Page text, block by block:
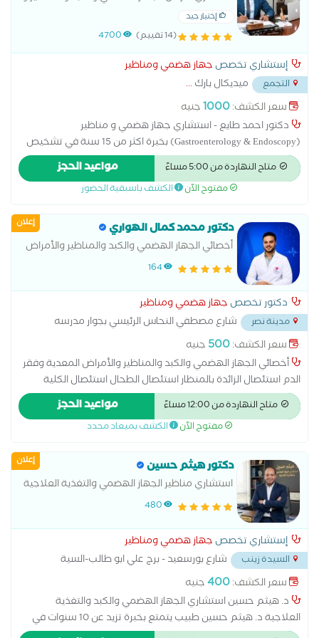
باطنةإختيار جيد
(14 تقييم) 4700
إستشاري تخصص جهاز هضمي ومناظير
التجمع ميديكال بارك...
سعر الكشف:1000جنيه
دكتور احمد طايع - استشاري جهاز هضمي و مناظير
(Gastroenterology & Endoscopy) بخبرة اكثر من 15 سنة في تشخيص
وعلاج امراض المعدة (Stomach Diseases), القولون (Colon Disorders),
الكبد (Liver Diseases) وارتجاع المريء (GERD). متخصص في علاج
احدث مناظير الجهاز الهضمي (Endoscopic Procedures). كما نقدم
برامج لعلاج السمنة (Obesity Treatment), التخسيس بدون جراحة
تحت اشراف فريق طبي متخصص. العياده مجهزة بأحدث الأجهزة
الطبية فى فرعين التجمع الخامس (New Cairo – El Tagamoa El
Khames) و المهندسين (Mohandessin) لخدمه مرضي الجهاز الهضمي
بأفضل رعاية طبية.
متاح النهاردة من 5:00 مساءً مواعيد الحجز
مفتوح الآن الكشف باسبقية الحضور
إعلان دكتور محمد كمال الهواري
أخصائي الجهاز الهضمي والكبد والمناظير والأمراض
المعدية وفقر الدم164
دكتور تخصص جهاز هضمي ومناظير
مدينة نصر
شارع مصطفي النحاس الرئيسي بجوار مدرسه
المنهل...
سعر الكشف:500 جنيه
أخصائي الجهاز الهضمي والكبد والمناظير والأمراض المعدية وفقر
الدم استئصال الزائدة بالمنظار استئصال الطحال استئصال الكلية
استئصال جزئي للكبد بالون المعدة تدبيس المعدة تكميم المعدة
جراحة البواسير حزام المعدة زراعة البنكرياس زراعة الكبد علاج البواسير
بدون جراحة علاج الفتق بدون جراحة علاج حصوة المرارة عملية
الناسور عملية تحويل مسار المعدة
متاح النهاردة من 12:00 مساءً مواعيد الحجز
مفتوح الآن الكشف بميعاد محدد
إعلان دكتور هيثم حسين
استشاري مناظير الجهاز الهضمي والتغذية العلاجية
480
إستشاري تخصص جهاز هضمي ومناظير
السيدة زينب
شارع بورسعيد - برج علي ابو طالب-السية
زينب...سعر الكشف:400جنيه
د. هيثم حسين استشاري الجهاز الهضمي والكبد والتغذية
العلاجية د. هيثم حسين طبيب يتمتع بخبرة تزيد عن 10 سنوات في